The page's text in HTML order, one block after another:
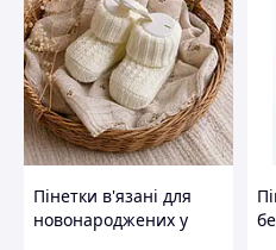
Пінетки в'язані для
новонароджених у